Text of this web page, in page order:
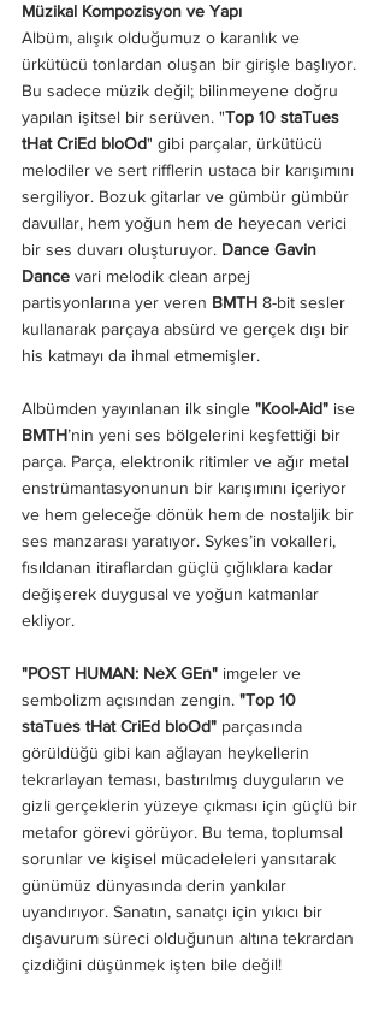
Müzikal Kompozisyon ve Yapı
Albüm, alışık olduğumuz o karanlık ve
ürkütücü tonlardan oluşan bir girişle başlıyor.
Bu sadece müzik değil; bilinmeyene doğru
yapılan işitsel bir serüven. "Top 10 staTues
tHat CriEd bloOd" gibi parçalar, ürkütücü
melodiler ve sert rifflerin ustaca bir karışımını
sergiliyor. Bozuk gitarlar ve gümbür gümbür
davullar, hem yoğun hem de heyecan verici
bir ses duvarı oluşturuyor. Dance Gavin
Dance vari melodik clean arpej
partisyonlarına yer veren BMTH 8-bit sesler
kullanarak parçaya absürd ve gerçek dışı bir
his katmayı da ihmal etmemişler.
Albümden yayınlanan ilk single "Kool-Aid" ise
BMTH’nin yeni ses bölgelerini keşfettiği bir
parça. Parça, elektronik ritimler ve ağır metal
enstrümantasyonunun bir karışımını içeriyor
ve hem geleceğe dönük hem de nostaljik bir
ses manzarası yaratıyor. Sykes’in vokalleri,
fısıldanan itiraflardan güçlü çığlıklara kadar
değişerek duygusal ve yoğun katmanlar
ekliyor.
"POST HUMAN: NeX GEn" imgeler ve
sembolizm açısından zengin. "Top 10
staTues tHat CriEd bloOd" parçasında
görüldüğü gibi kan ağlayan heykellerin
tekrarlayan teması, bastırılmış duyguların ve
gizli gerçeklerin yüzeye çıkması için güçlü bir
metafor görevi görüyor. Bu tema, toplumsal
sorunlar ve kişisel mücadeleleri yansıtarak
günümüz dünyasında derin yankılar
uyandırıyor. Sanatın, sanatçı için yıkıcı bir
dışavurum süreci olduğunun altına tekrardan
çizdiğini düşünmek işten bile değil!